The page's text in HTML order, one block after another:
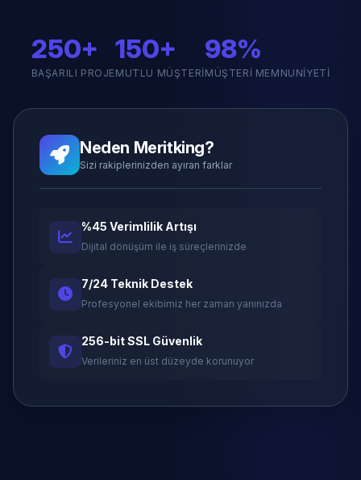
250+
BAŞARILI PROJE
150+
MUTLU MÜŞTERI
98%
MÜŞTERI MEMNUNIYETI
Neden Meritking?
Sizi rakiplerinizden ayıran farklar
%45 Verimlilik Artışı
Dijital dönüşüm ile iş süreçlerinizde
7/24 Teknik Destek
Profesyonel ekibimiz her zaman yanınızda
256-bit SSL Güvenlik
Verileriniz en üst düzeyde korunuyor